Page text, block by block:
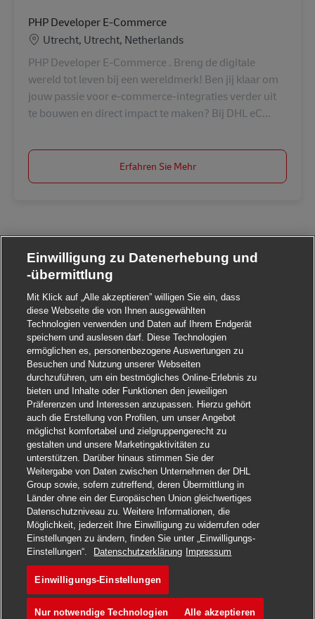
Jetzt bewerben
Merken
PHP Developer E-Commerce
Standort
Utrecht, Utrecht, Netherlands
PHP Developer E-Commerce . Breng de digitale
wereld tot leven bij een wereldmerk! Ben jij klaar om
jouw passie voor e-commerce-integraties verder uit
te bouwen en direct impact te maken? Bij DHL eC...
Erfahren Sie Mehr
Einwilligung zu Datenerhebung und
-übermittlung
Mit Klick auf „Alle akzeptieren” willigen Sie ein, dass
diese Webseite die von Ihnen ausgewählten
Technologien verwenden und Daten auf Ihrem Endgerät
speichern und auslesen darf. Diese Technologien
ermöglichen es, personenbezogene Auswertungen zu
Besuchen und Nutzung unserer Webseiten
durchzuführen, um ein bestmögliches Online-Erlebnis zu
bieten und Inhalte oder Funktionen den jeweiligen
Präferenzen und Interessen anzupassen. Hierzu gehört
auch die Erstellung von Profilen, um unser Angebot
möglichst komfortabel und zielgruppengerecht zu
gestalten und unsere Marketingaktivitäten zu
unterstützen. Darüber hinaus stimmen Sie der
Weitergabe von Daten zwischen Unternehmen der DHL
Group sowie, sofern zutreffend, deren Übermittlung in
Länder ohne ein der Europäischen Union gleichwertiges
Datenschutzniveau zu. Weitere Informationen, die
Möglichkeit, jederzeit Ihre Einwilligung zu widerrufen oder
Einstellungen zu ändern, finden Sie unter „Einwilligungs-
Einstellungen“.
Datenschutzerklärung Impressum
Einwilligungs-Einstellungen
Nur notwendige Technologien Alle akzeptieren